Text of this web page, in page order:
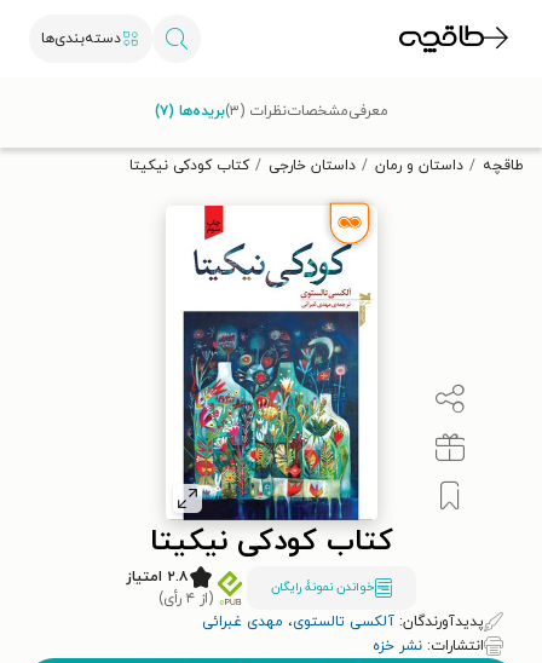
دسته‌بندی‌ها
تخفیف از طاقچه دریافت کن.
طاقچه داستان و رمان داستان خارجی کتاب کودکی نیکیتا
کتاب کودکی نیکیتا
خواندن نمونۀ رایگان
۲.۸ امتیاز
(از ۴ رأی)
پدیدآورندگان: آلکسی تالستوی، مهدی غبرائی
انتشارات: نشر خزه
معرفیمشخصاتنظرات (۳) بریده‌ها (۷)